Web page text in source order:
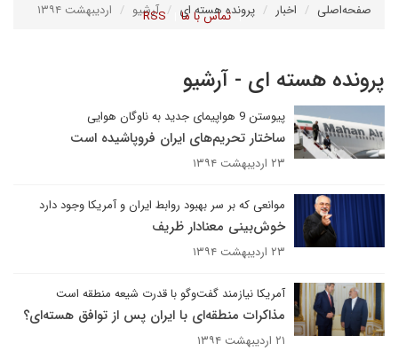
تماس با ما RSS صفحه‌اصلی اخبار پرونده هسته ای آرشیو اردیبهشت ۱۳۹۴
پرونده هسته ای - آرشیو
پیوستن 9 هواپیمای جدید به ناوگان هوایی
ساختار تحریم‌های ایران فروپاشیده است
۲۳ اردیبهشت ۱۳۹۴
موانعی که بر سر بهبود روابط ایران و آمریکا وجود دارد
خوش‌بینی معنادار ظریف
۲۳ اردیبهشت ۱۳۹۴
آمریکا نیازمند گفت‌وگو با قدرت شیعه منطقه است
مذاکرات منطقه‌ای با ایران پس از توافق هسته‌ای؟
۲۱ اردیبهشت ۱۳۹۴